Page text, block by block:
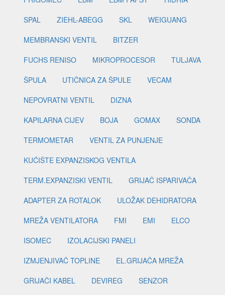
SPAL
ZIEHL-ABEGG SKL
WEIGUANG
MEMBRANSKI VENTIL
BITZER
FUCHS RENISO
MIKROPROCESOR
TULJAVA
ŠPULA
UTIČNICA ZA ŠPULE
VECAM
NEPOVRATNI VENTIL
DIZNA
KAPILARNA CIJEV
BOJA GOMAX
SONDA
TERMOMETAR
VENTIL ZA PUNJENJE
KUĆIŠTE EXPANZISKOG VENTILA
TERM.EXPANZISKI VENTIL
GRIJAČ ISPARIVAČA
ADAPTER ZA ROTALOK
ULOŽAK DEHIDRATORA
MREŽA VENTILATORA
FMI EMI
ELCO
ISOMEC
IZOLACIJSKI PANELI
IZMJENJIVAČ TOPLINE
EL.GRIJAČA MREŽA
GRIJAČI KABEL
DEVIREG
SENZOR